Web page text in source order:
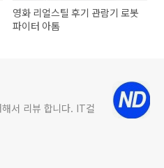
영화 리얼스틸 후기 관람기 로봇
파이터 아톰
서 리뷰 합니다. IT컬